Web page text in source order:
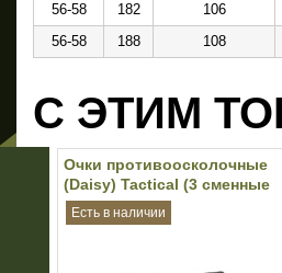
56-58
182 106
56-58
188 108
С ЭТИМ
Очки противоосколочные
(Daisy) Tactical (3 сменные
линзы) (Olive)
Есть в наличии